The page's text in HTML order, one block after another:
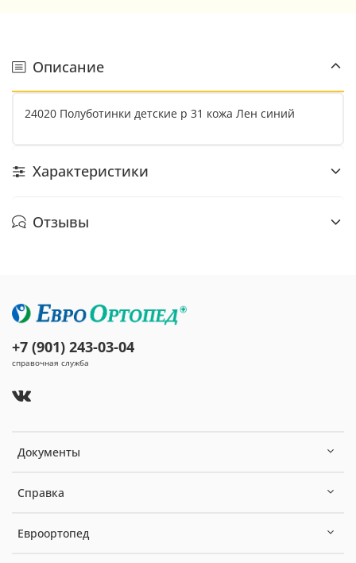
Описание
24020 Полуботинки детские р 31 кожа Лен синий
Характеристики
Отзывы
Документы
Справка
Евроортопед
+7 (901) 243-03-04
справочная служба